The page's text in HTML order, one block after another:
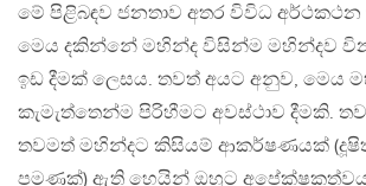
මේ පිළිබඳව ජනතාව අතර විවිධ අර්ථකථන
මෙය දකින්නේ මහින්ද විසින්ම මහින්දව
ඉඩ දීමක් ලෙසය. තවත් අයට අනුව, මෙය
කැමැත්තෙන්ම පිරිහීමට අවස්ථාව දීමකි.
තවමත් මහින්දට කිසියම් ආකර්ෂණයක්
පමණක්) ඇති හෙයින් ඔහුට